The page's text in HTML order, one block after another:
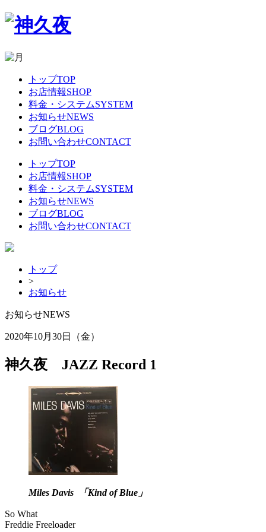
トップTOP
お店情報SHOP
料金・システムSYSTEM
お知らせNEWS
ブログBLOG
お問い合わせCONTACT
トップTOP
お店情報SHOP
料金・システムSYSTEM
お知らせNEWS
ブログBLOG
お問い合わせCONTACT
トップ
>
お知らせ
お知らせNEWS
2020年10月30日（金）
神久夜 JAZZ Record 1
Miles Davis 「Kind of Blue」
So What
Freddie Freeloader